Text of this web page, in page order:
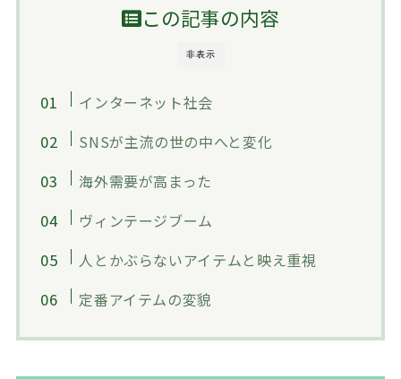
非表示
この記事の内容
インターネット社会
SNSが主流の世の中へと変化
海外需要が高まった
ヴィンテージブーム
人とかぶらないアイテムと映え重視
定番アイテムの変貌